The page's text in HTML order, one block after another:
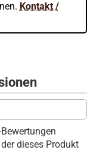
Kontakt /
dieses Produkt